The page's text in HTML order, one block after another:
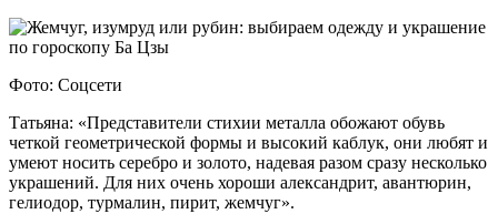
Фото: Соцсети
Татьяна: «Представители стихии металла обожают обувь
четкой геометрической формы и высокий каблук, они любят и
умеют носить серебро и золото, надевая разом сразу несколько
украшений. Для них очень хороши александрит, авантюрин,
гелиодор, турмалин, пирит, жемчуг».